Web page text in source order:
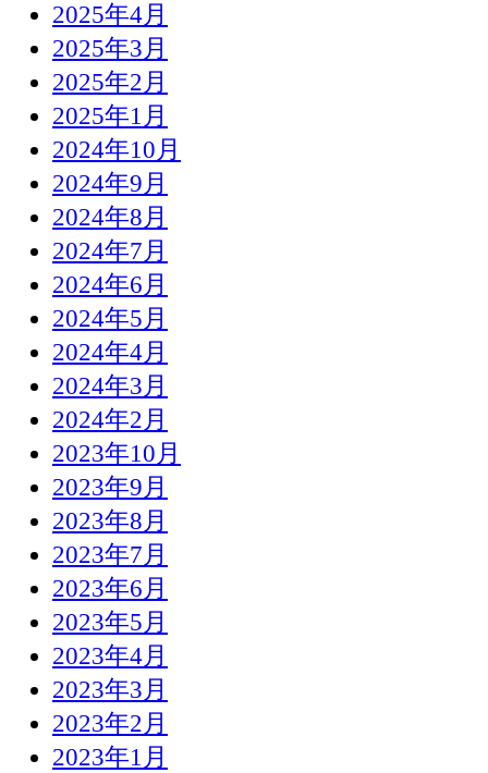
2025年4月
2025年3月
2025年2月
2025年1月
2024年10月
2024年9月
2024年8月
2024年7月
2024年6月
2024年5月
2024年4月
2024年3月
2024年2月
2023年10月
2023年9月
2023年8月
2023年7月
2023年6月
2023年5月
2023年4月
2023年3月
2023年2月
2023年1月